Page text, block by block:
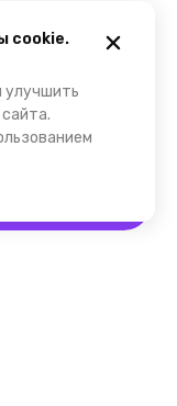
cookie.
улучшить